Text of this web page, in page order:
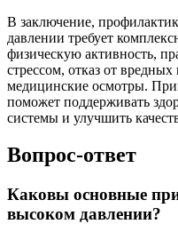
В заключение,
давлении требует
физическую активность,
стрессом, отказ от
медицинские осмотры.
поможет поддерживать
системы и улучшить
Вопрос-ответ
Каковы основные
высоком давлении?